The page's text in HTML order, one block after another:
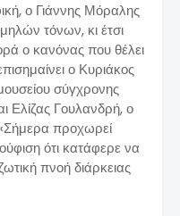
ο Γιάννης Μόραλης
τόνων, κι έτσι
ο κανόνας που θέλει
ο Κυριάκος
σύγχρονης
Ελίζας Γουλανδρή, ο
«Σήμερα προχωρεί
ότι κατάφερε να
πνοή διάρκειας